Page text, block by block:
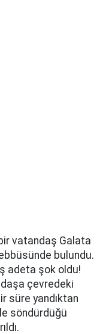
vatandaş Galata
bulundu.
adeta şok oldu!
çevredeki
süre yandıktan
söndürdüğü